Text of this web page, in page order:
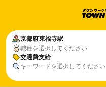
京都府東福寺駅
職種を選択してください
交通費支給
キーワードを選択してください